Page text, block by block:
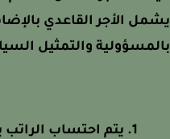
الأجر القاعدي
والتمثيل
يتم احتساب الراتب